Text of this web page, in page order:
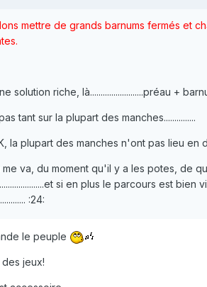
mettre de grands barnums fermés et
solution riche, là.........................préau +
tant sur la plupart des manches...............
la plupart des manches n'ont pas lieu en
me va, du moment qu'il y a les potes, de
si en plus le parcours est
:24:
le peuple
jeux!